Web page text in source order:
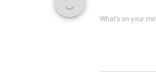
What's on your